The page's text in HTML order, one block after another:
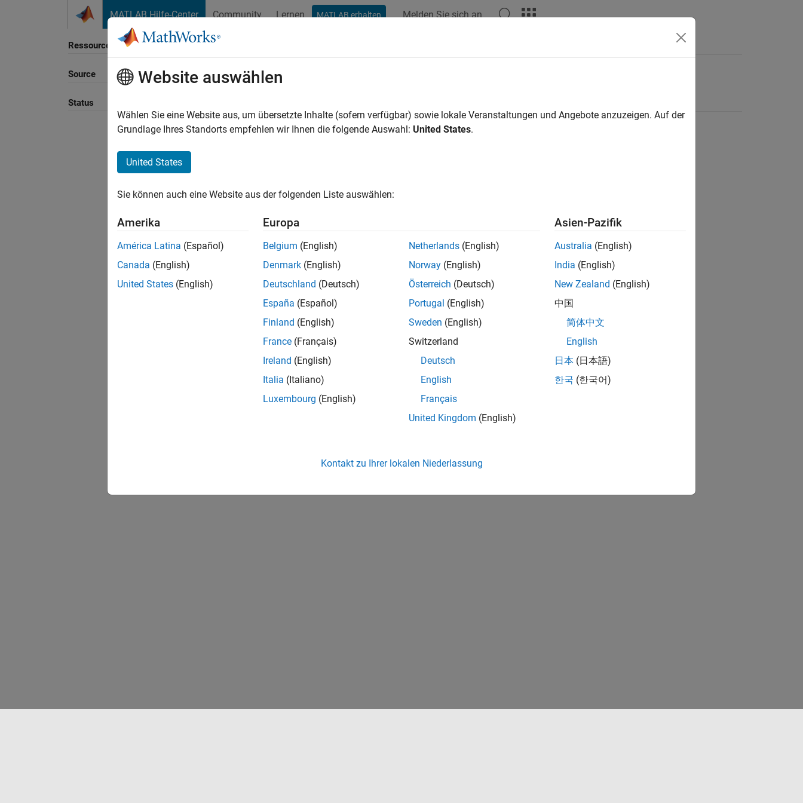
MATLAB Hilfe-Center Community Lernen MATLAB erhalten Melden Sie sich an
Ressource
Source
Status
Sortieren nach
Website auswählen
Wählen Sie eine Website aus, um übersetzte Inhalte (sofern verfügbar) sowie lokale Veranstaltungen und Angebote anzuzeigen. Auf der
Grundlage Ihres Standorts empfehlen wir Ihnen die folgende Auswahl: United States.
United States
Sie können auch eine Website aus der folgenden Liste auswählen:
Amerika
América Latina (Español)
Canada (English)
United States (English)
Europa
Belgium (English)
Denmark (English)
Deutschland (Deutsch)
España (Español)
Finland (English)
France (Français)
Ireland (English)
Italia (Italiano)
Luxembourg (English)
Netherlands (English)
Norway (English)
Österreich (Deutsch)
Portugal (English)
Sweden (English)
Switzerland
Deutsch
English
Français
United Kingdom (English)
Asien-Pazifik
Australia (English)
India (English)
New Zealand (English)
中国
简体中文
English
日本 (日本語)
한국 (한국어)
Kontakt zu Ihrer lokalen Niederlassung